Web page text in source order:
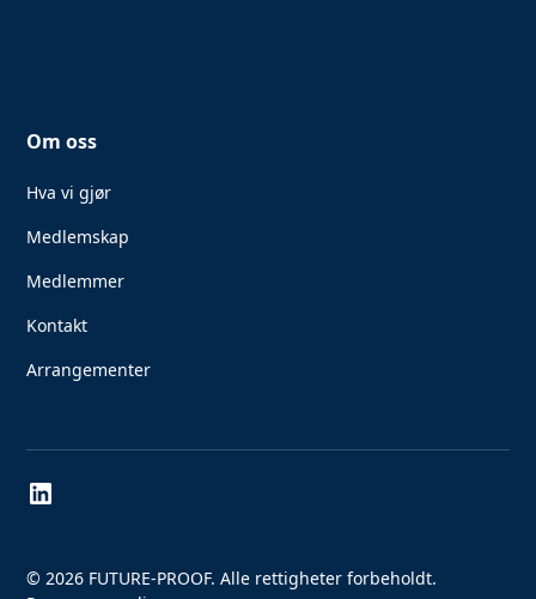
Om oss
Hva vi gjør
Medlemskap
Medlemmer
Kontakt
Arrangementer
© 2026 FUTURE-PROOF. Alle rettigheter forbeholdt.